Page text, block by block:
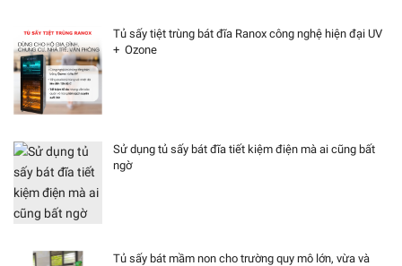
Tủ sấy tiệt trùng bát đĩa Ranox công nghệ hiện đại UV
+ Ozone
Sử dụng tủ sấy bát đĩa tiết kiệm điện mà ai cũng bất
ngờ
Tủ sấy bát mầm non cho trường quy mô lớn, vừa và